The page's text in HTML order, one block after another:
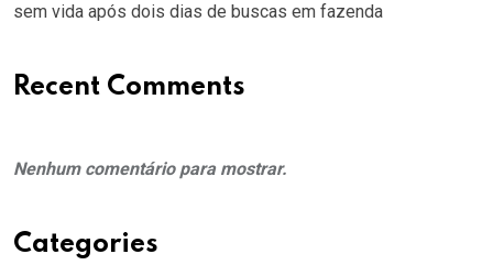
sem vida após dois dias de buscas em fazenda
Recent Comments
Nenhum comentário para mostrar.
Categories